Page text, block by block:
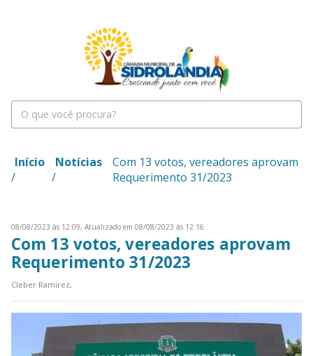
Início
/
Notícias
/
Com 13 votos, vereadores aprovam
Requerimento 31/2023
08/08/2023 às 12:09, Atualizado em 08/08/2023 às 12:16
Com 13 votos, vereadores aprovam
Requerimento 31/2023
Cleber Ramirez,